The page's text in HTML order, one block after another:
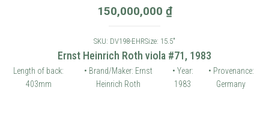
150,000,000 ₫
SKU: DV198-EHRSize: 15.5"
Ernst Heinrich Roth viola #71, 1983
Length of back:
403mm
• Brand/Maker: Ernst
Heinrich Roth
• Year:
1983
• Provenance:
Germany